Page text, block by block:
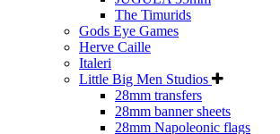
The Timurids
Gods Eye Games
Herve Caille
Italeri
Little Big Men Studios
28mm transfers
28mm banner sheets
28mm Napoleonic flags